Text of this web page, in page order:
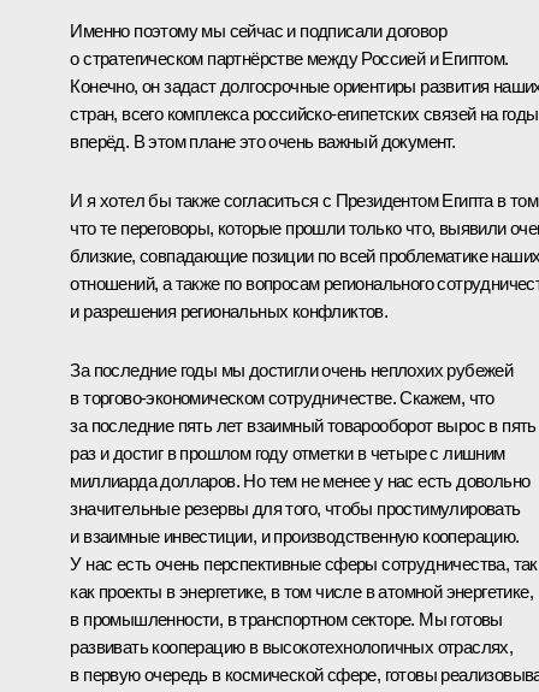
Именно поэтому мы сейчас и подписали договор
о стратегическом партнёрстве между Россией и Египтом.
Конечно, он задаст долгосрочные ориентиры развития
стран, всего комплекса российско-египетских связей на годы
вперёд. В этом плане это очень важный документ.
И я хотел бы также согласиться с Президентом Египта в
что те переговоры, которые прошли только что, выявили
близкие, совпадающие позиции по всей проблематике
отношений, а также по вопросам регионального
и разрешения региональных конфликтов.
За последние годы мы достигли очень неплохих рубежей
в торгово-экономическом сотрудничестве. Скажем, что
за последние пять лет взаимный товарооборот вырос в пять
раз и достиг в прошлом году отметки в четыре с лишним
миллиарда долларов. Но тем не менее у нас есть довольно
значительные резервы для того, чтобы простимулировать
и взаимные инвестиции, и производственную кооперацию.
У нас есть очень перспективные сферы сотрудничества,
как проекты в энергетике, в том числе в атомной энергетике,
в промышленности, в транспортном секторе. Мы готовы
развивать кооперацию в высокотехнологичных отраслях,
в первую очередь в космической сфере, готовы